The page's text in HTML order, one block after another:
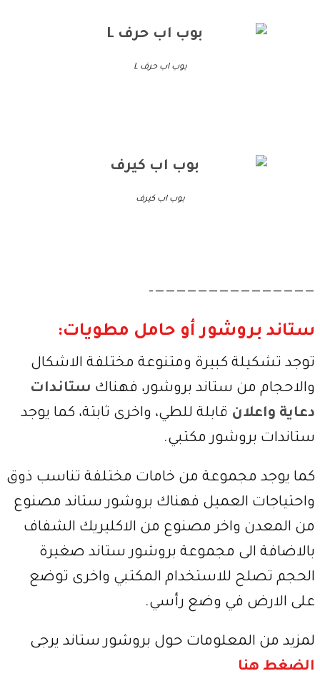
بوب اب حرف L
بوب اب كيرف
———————————————–
ستاند بروشور أو حامل مطويات:
توجد تشكيلة كبيرة ومتنوعة مختلفة الاشكال
والاحجام من ستاند بروشور، فهناك ستاندات
دعاية واعلان قابلة للطي، واخرى ثابتة، كما يوجد
ستاندات بروشور مكتبي.
كما يوجد مجموعة من خامات مختلفة تناسب ذوق
واحتياجات العميل فهناك بروشور ستاند مصنوع
من المعدن واخر مصنوع من الاكليريك الشفاف
بالاضافة الى مجموعة بروشور ستاند صغيرة
الحجم تصلح للاستخدام المكتبي واخرى توضع
على الارض في وضع رأسي.
لمزيد من المعلومات حول بروشور ستاند يرجى
الضغط هنا